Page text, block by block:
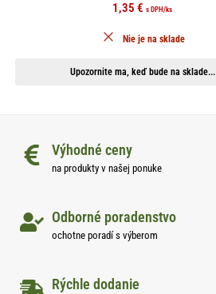
1,35€ s DPH/ks
Upozornite ma, keď bude na sklade...
Nie je na sklade
Výhodné ceny
na produkty v našej ponuke
Odborné poradenstvo
ochotne poradí s výberom
Rýchle dodanie